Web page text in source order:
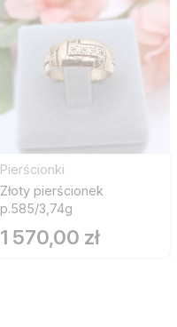
Pierścionki
Złoty pierścionek
p.585/3,74g
1 570,00 zł